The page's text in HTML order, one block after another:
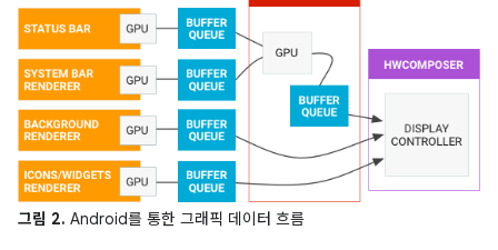
그림 2. Android를 통한 그래픽 데이터 흐름